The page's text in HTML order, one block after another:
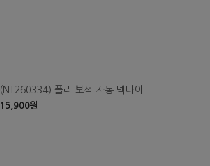
(NT260334) 폴리 보석 자동 넥타이
15,900원